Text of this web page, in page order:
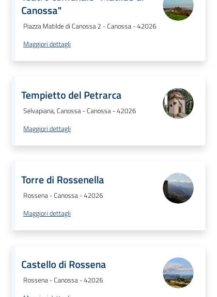
Canossa"
Piazza Matilde di Canossa 2 - Canossa - 42026
Maggiori dettagli
Tempietto del Petrarca
Selvapiana, Canossa - Canossa - 42026
Maggiori dettagli
Torre di Rossenella
Rossena - Canossa - 42026
Maggiori dettagli
Castello di Rossena
Rossena - Canossa - 42026